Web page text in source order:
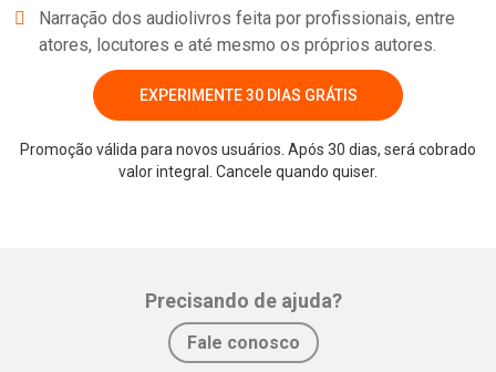
Narração dos audiolivros feita por profissionais, entre
atores, locutores e até mesmo os próprios autores.
EXPERIMENTE 30 DIAS GRÁTIS
Promoção válida para novos usuários. Após 30 dias, será cobrado
valor integral. Cancele quando quiser.
Precisando de ajuda?
Fale conosco